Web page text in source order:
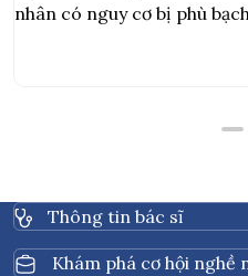
nhân có nguy cơ bị phù
Thông tin bác sĩ
Khám phá cơ hội nghề